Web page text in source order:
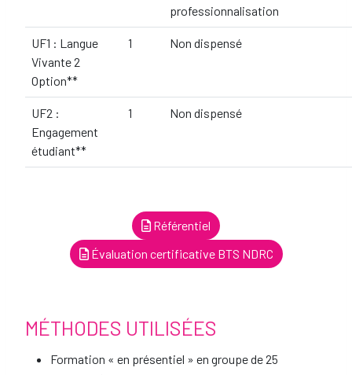
professionnalisation
UF1 : Langue
Vivante 2
Option**
1 Non dispensé
UF2 :
Engagement
étudiant**
1 Non dispensé
Référentiel
Évaluation certificative BTS NDRC
MÉTHODES UTILISÉES
Formation « en présentiel » en groupe de 25